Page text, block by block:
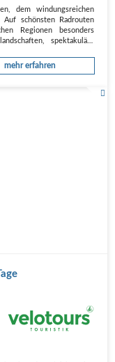
dem windungsreichen
schönsten Radrouten
Regionen besonders
spektakuläre
mehr erfahren